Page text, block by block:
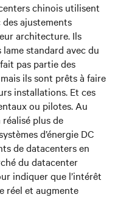
chinois utilisent
des ajustements
architecture. Ils
standard avec du
pas partie des
ils sont prêts à faire
installations. Et ces
ou pilotes. Au
plus de
d’énergie DC
de datacenters en
du datacenter
indiquer que l’intérêt
réel et augmente